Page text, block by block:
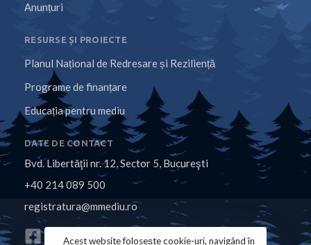
Anunțuri
RESURSE ȘI PROIECTE
Planul Național de Redresare și Reziliență
Programe de finanțare
Educația pentru mediu
DATE DE CONTACT
Bvd. Libertăţii nr. 12, Sector 5, Bucureşti
+40 214 089 500
registratura@mmediu.ro
Acest website folosește cookie-uri, navigând în